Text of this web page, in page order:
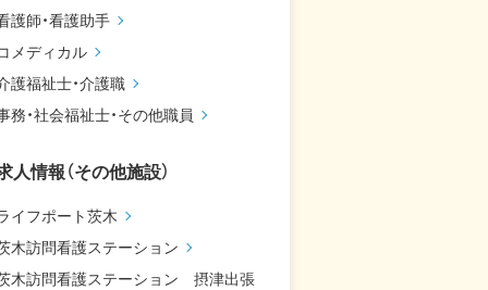
護師・看護助手
メディカル
護福祉士・介護職
務・社会福祉士・その他職員
人情報（その他施設）
イフポート茨木
木訪問看護ステーション
木訪問看護ステーション 摂津出張